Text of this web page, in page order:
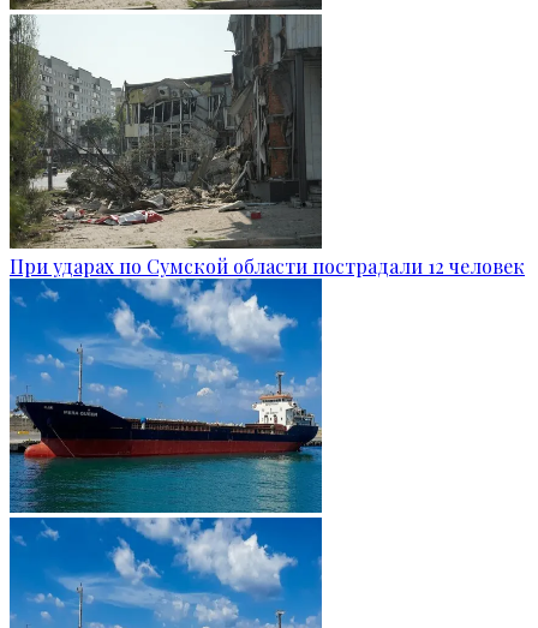
При ударах по Сумской области пострадали 12 человек